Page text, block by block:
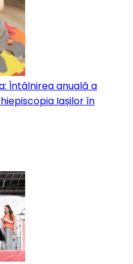
Întâlnirea anuală a
Iașilor în